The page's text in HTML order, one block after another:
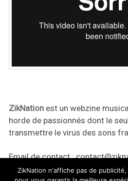
ZikNationest un webzine
horde de passionnés dont le
transmettre le virus des sons
Email de contact :
ZikNation n'affiche pas de